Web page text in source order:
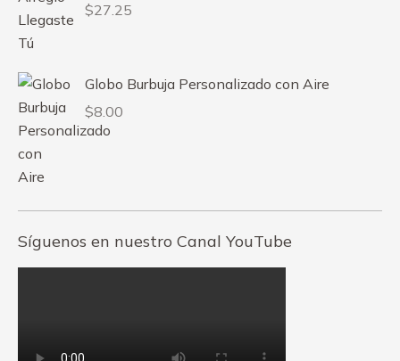
$27.25
Globo Burbuja Personalizado con Aire
$8.00
Síguenos en nuestro Canal YouTube